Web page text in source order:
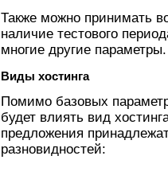
Также можно принимать
наличие тестового
многие другие параметры.
Виды хостинга
Помимо базовых
будет влиять вид
предложения
разновидностей: